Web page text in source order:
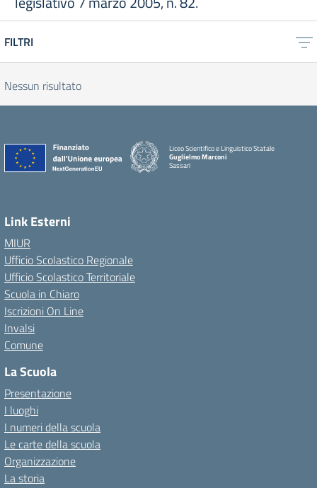
FILTRI
Nessun risultato
Liceo Scientifico e Linguistico Statale
Guglielmo Marconi
Sassari
Link Esterni
MIUR
Ufficio Scolastico Regionale
Ufficio Scolastico Territoriale
Scuola in Chiaro
Iscrizioni On Line
Invalsi
Comune
La Scuola
Presentazione
I luoghi
I numeri della scuola
Le carte della scuola
Organizzazione
La storia